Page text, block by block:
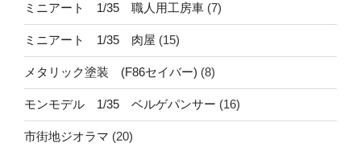
ミニアート 1/35 職人用工房車 (7)
ミニアート 1/35 肉屋 (15)
メタリック塗装 (F86セイバー) (8)
モンモデル 1/35 ベルゲパンサー (16)
市街地ジオラマ (20)